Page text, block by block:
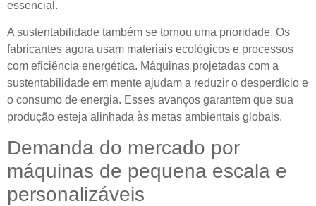
essencial.
A sustentabilidade também se tornou uma prioridade. Os
fabricantes agora usam materiais ecológicos e processos
com eficiência energética. Máquinas projetadas com a
sustentabilidade em mente ajudam a reduzir o desperdício e
o consumo de energia. Esses avanços garantem que sua
produção esteja alinhada às metas ambientais globais.
Demanda do mercado por
máquinas de pequena escala e
personalizáveis